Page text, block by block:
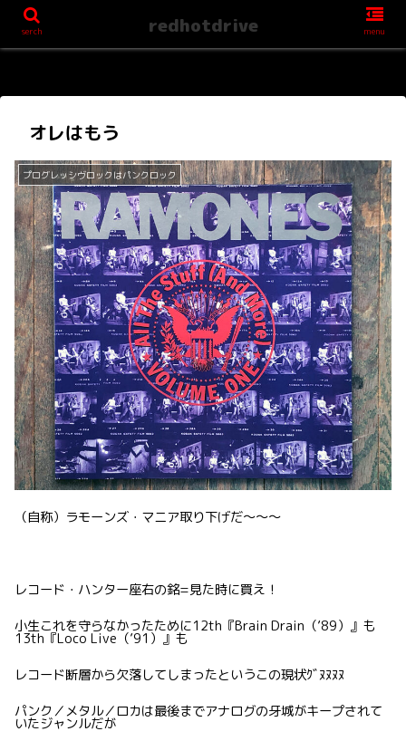
オレはもう
プログレッシヴロックはパンクロック
（自称）ラモーンズ・マニア取り下げだ〜〜〜
レコード・ハンター座右の銘=見た時に買え！
小生これを守らなかったために12th『Brain Drain（’89）』も
13th『Loco Live（’91）』も
レコード断層から欠落してしまったというこの現状ｸﾞﾇﾇﾇﾇ
パンク／メタル／ロカは最後までアナログの牙城がキープされて
いたジャンルだが
serch redhotdrive menu